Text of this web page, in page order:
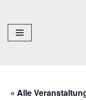
Zum
Inhalt
« Alle